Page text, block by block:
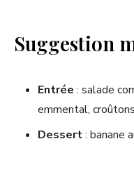
Suggestion
Entrée : salade
emmental,
Dessert: banane